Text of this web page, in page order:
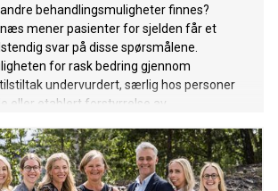
behandlingsmuligheter finnes?
mener pasienter for sjelden får et
svar på disse spørsmålene.
for rask bedring gjennom
undervurdert, særlig hos personer
eller etablert forstyrrelse av